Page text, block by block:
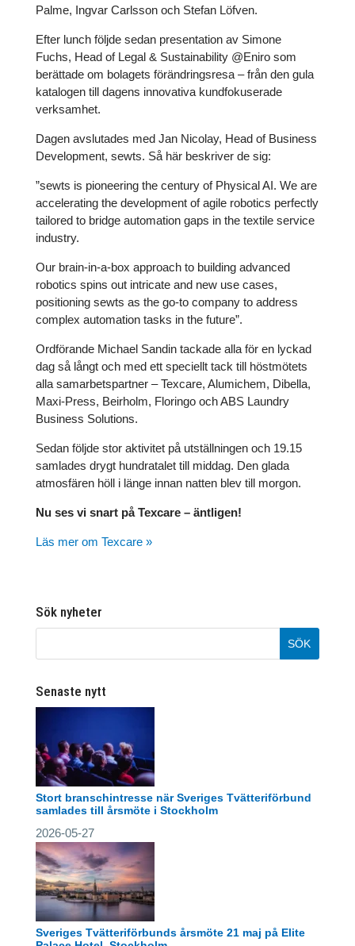
Palme, Ingvar Carlsson och Stefan Löfven.
Efter lunch följde sedan presentation av Simone
Fuchs, Head of Legal & Sustainability @Eniro som
berättade om bolagets förändringsresa – från den gula
katalogen till dagens innovativa kundfokuserade
verksamhet.
Dagen avslutades med Jan Nicolay, Head of Business
Development, sewts. Så här beskriver de sig:
”sewts is pioneering the century of Physical AI. We are
accelerating the development of agile robotics perfectly
tailored to bridge automation gaps in the textile service
industry.
Our brain-in-a-box approach to building advanced
robotics spins out intricate and new use cases,
positioning sewts as the go-to company to address
complex automation tasks in the future”.
Ordförande Michael Sandin tackade alla för en lyckad
dag så långt och med ett speciellt tack till höstmötets
alla samarbetspartner – Texcare, Alumichem, Dibella,
Maxi-Press, Beirholm, Floringo och ABS Laundry
Business Solutions.
Sedan följde stor aktivitet på utställningen och 19.15
samlades drygt hundratalet till middag. Den glada
atmosfären höll i länge innan natten blev till morgon.
Nu ses vi snart på Texcare – äntligen!
Läs mer om Texcare »
Sök nyheter
Senaste nytt
Stort branschintresse när Sveriges Tvätteriförbund
samlades till årsmöte i Stockholm
2026-05-27
Sveriges Tvätteriförbunds årsmöte 21 maj på Elite